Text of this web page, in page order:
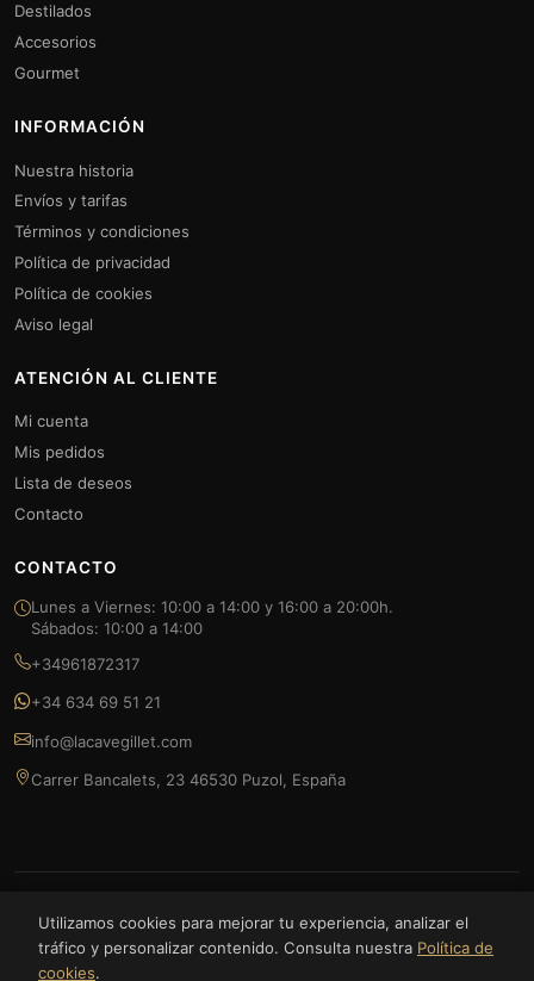
Destilados
Accesorios
Gourmet
INFORMACIÓN
Nuestra historia
Envíos y tarifas
Términos y condiciones
Política de privacidad
Política de cookies
Aviso legal
ATENCIÓN AL CLIENTE
Mi cuenta
Mis pedidos
Lista de deseos
Contacto
CONTACTO
Lunes a Viernes: 10:00 a 14:00 y 16:00 a 20:00h.
Sábados: 10:00 a 14:00
+34961872317
+34 634 69 51 21
info@lacavegillet.com
Carrer Bancalets, 23 46530 Puzol, España
© 2026 La Cave Gillet — FOODLUXE SPAIN S.L. Todos los derechos
reservados.
Utilizamos cookies para mejorar tu experiencia, analizar el
tráfico y personalizar contenido. Consulta nuestra Política de
cookies.